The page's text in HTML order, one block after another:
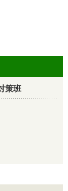
策班